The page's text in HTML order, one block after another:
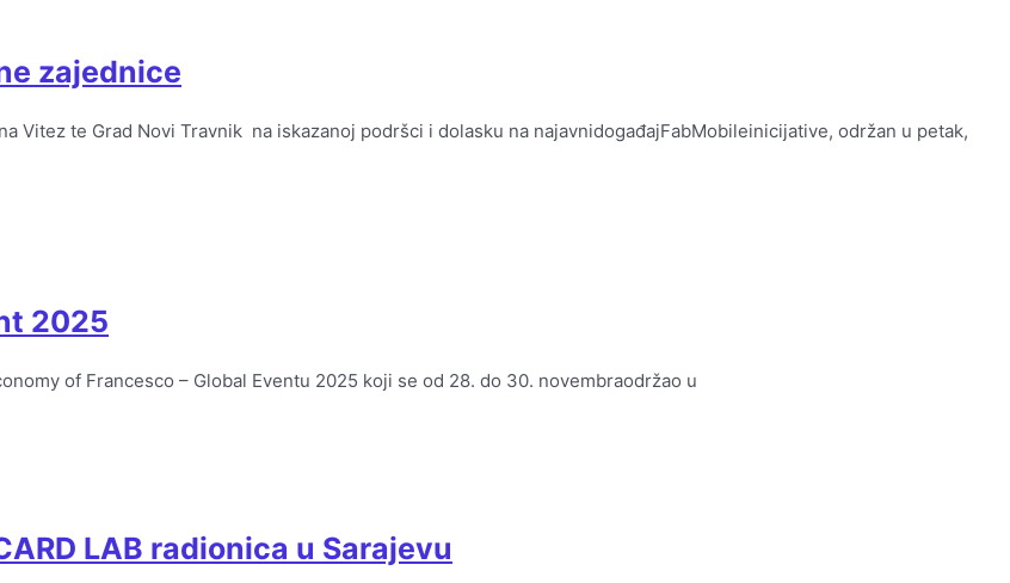
zajednice
Vitez te Grad Novi Travnik na iskazanoj podršci i dolasku na najavnidogađajFabMobileinicijative, održan u petak,
2025
of Francesco – Global Eventu 2025 koji se od 28. do 30. novembraodržao u
LAB radionica u Sarajevu